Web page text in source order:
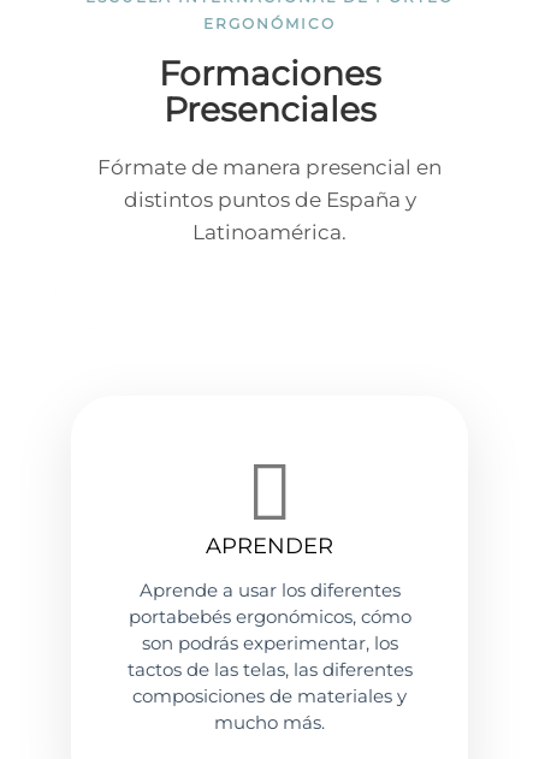
ERGONÓMICO
Formaciones
Presenciales
Fórmate de manera presencial en
distintos puntos de España y
Latinoamérica.
APRENDER
Aprende a usar los diferentes
portabebés ergonómicos, cómo
son podrás experimentar, los
tactos de las telas, las diferentes
composiciones de materiales y
mucho más.